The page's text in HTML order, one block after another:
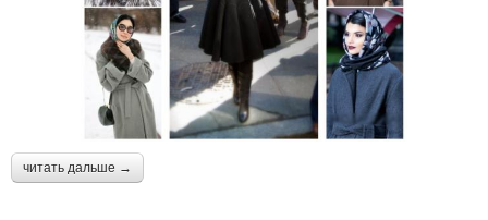
читать дальше →